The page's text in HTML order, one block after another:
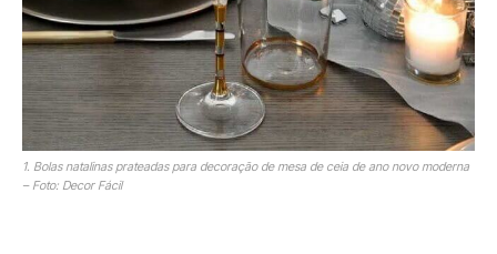
1. Bolas natalinas prateadas para decoração de mesa de ceia de ano novo moderna
– Foto: Decor Fácil